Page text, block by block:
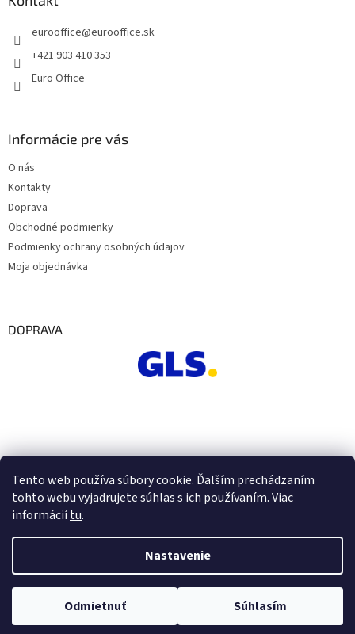
Tento web používa súbory cookie. Ďalším prechádzaním
tohto webu vyjadrujete súhlas s ich používaním. Viac
informáciítu.
Nastavenie
Odmietnuť Súhlasím
eurooffice@eurooffice.sk
+421 903 410 353
Euro Office
Informácie pre vás
O nás
Kontakty
Doprava
Obchodné podmienky
Podmienky ochrany osobných údajov
Moja objednávka
DOPRAVA
Vytvoril Shoptet
Copyright 2026Euro Office . Všetky práva vyhradené.